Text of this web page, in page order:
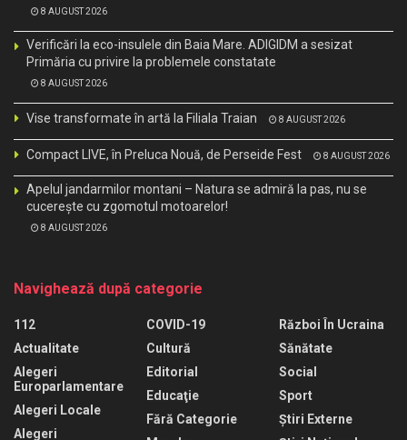
8 AUGUST 2026
Verificări la eco-insulele din Baia Mare. ADIGIDM a sesizat
Primăria cu privire la problemele constatate
8 AUGUST 2026
Vise transformate în artă la Filiala Traian 8 AUGUST 2026
Compact LIVE, în Preluca Nouă, de Perseide Fest 8 AUGUST 2026
Apelul jandarmilor montani – Natura se admiră la pas, nu se
cucerește cu zgomotul motoarelor!
8 AUGUST 2026
Navighează după categorie
112
Actualitate
Alegeri
Europarlamentare
Alegeri Locale
Alegeri
COVID-19
Cultură
Editorial
Educaţie
Fără Categorie
Război În Ucraina
Sănătate
Social
Sport
Știri Externe